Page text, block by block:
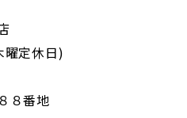
定休日)
８番地